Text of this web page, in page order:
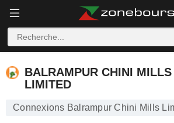
BALRAMPUR CHINI MILLS
LIMITED
Connexions Balrampur Chini Mills